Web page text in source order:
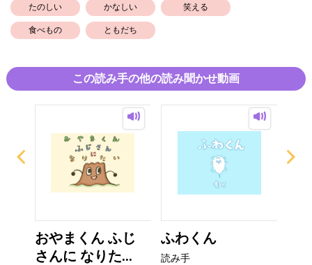
たのしい かなしい 笑える
食べもの ともだち
この読み手の他の読み聞かせ動画
おやまくん ふじ
さんに なりた...
ふわくん
読み手